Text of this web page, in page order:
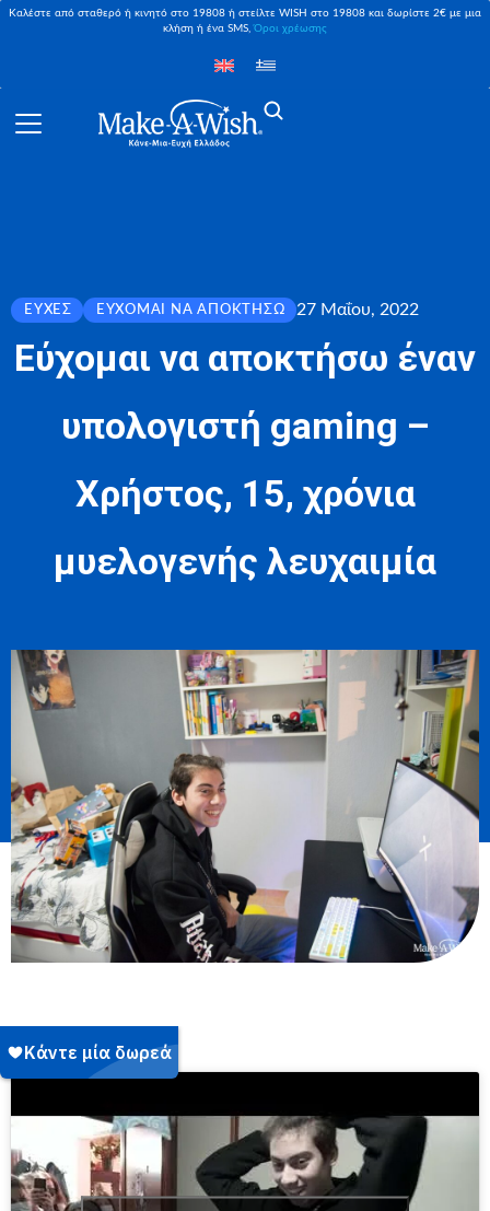
Καλέστε από σταθερό ή κινητό στο 19808 ή στείλτε WISH στο 19808 και δωρίστε 2€ με μια
κλήση ή ένα SMS,Όροι χρέωσης
ΕΥΧΈΣ ΕΎΧΟΜΑΙ ΝΑ ΑΠΟΚΤΉΣΩ 27 Μαΐου, 2022
Εύχομαι να αποκτήσω έναν
υπολογιστή gaming –
Χρήστος, 15, χρόνια
μυελογενής λευχαιμία